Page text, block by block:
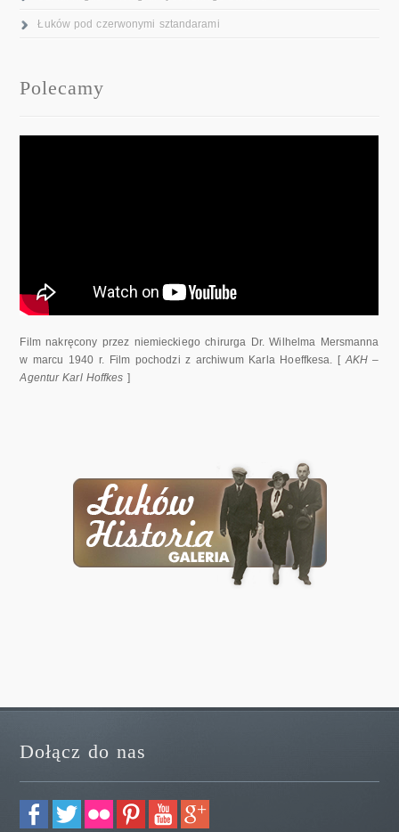
Łuków pod czerwonymi sztandarami
Polecamy
Film nakręcony przez niemieckiego chirurga Dr. Wilhelma Mersmanna
w marcu 1940 r. Film pochodzi z archiwum Karla Hoeffkesa. [ AKH –
Agentur Karl Hoffkes ]
Dołącz do nas